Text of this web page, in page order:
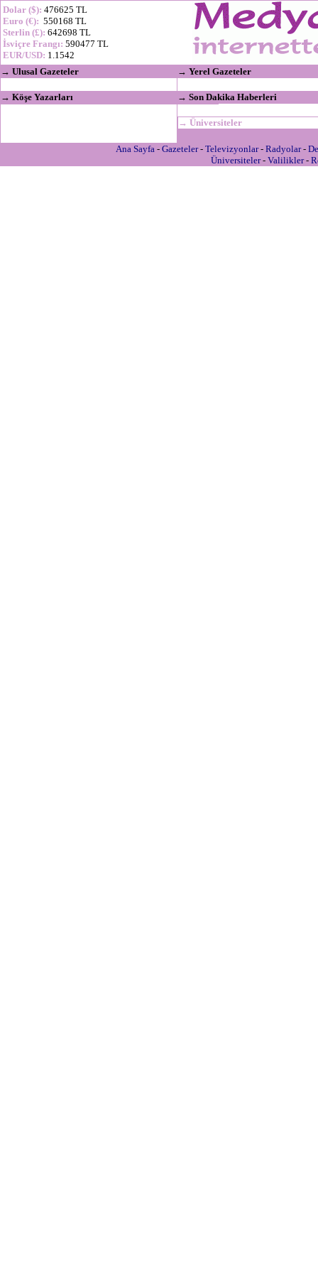
Dolar ($): 476625 TL
Euro (€): 550168 TL
Sterlin (£): 642698 TL
İsviçre Frangı: 590477 TL
EUR/USD: 1.1542
→ Ulusal Gazeteler → Yerel Gazeteler
→ Köşe Yazarları → Son Dakika Haberleri
→ Üniversiteler
Ana Sayfa -Gazeteler-Televizyonlar-Radyolar-
Üniversiteler-Valilikler-